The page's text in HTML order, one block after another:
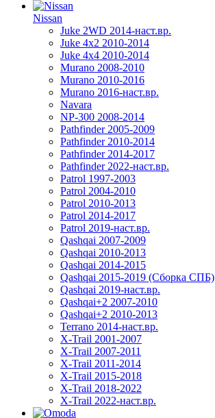
Nissan
Juke 2WD 2014-наст.вр.
Juke 4x2 2010-2014
Juke 4x4 2010-2014
Murano 2008-2010
Murano 2010-2016
Murano 2016-наст.вр.
Navara
NP-300 2008-2014
Pathfinder 2005-2009
Pathfinder 2010-2014
Pathfinder 2014-2017
Pathfinder 2022-наст.вр.
Patrol 1997-2003
Patrol 2004-2010
Patrol 2010-2013
Patrol 2014-2017
Patrol 2019-наст.вр.
Qashqai 2007-2009
Qashqai 2010-2013
Qashqai 2014-2015
Qashqai 2015-2019 (Сборка СПБ)
Qashqai 2019-наст.вр.
Qashqai+2 2007-2010
Qashqai+2 2010-2013
Terrano 2014-наст.вр.
X-Trail 2001-2007
X-Trail 2007-2011
X-Trail 2011-2014
X-Trail 2015-2018
X-Trail 2018-2022
X-Trail 2022-наст.вр.